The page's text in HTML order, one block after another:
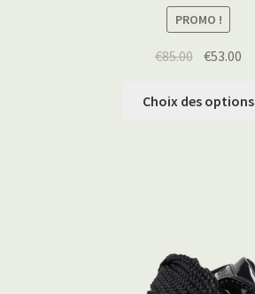
PROMO !
€85.00 €53.00
Choix des options